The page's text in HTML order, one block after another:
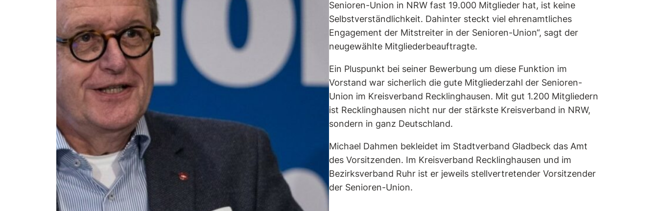
Senioren-Union in NRW fast 19.000 Mitglieder hat, ist keine
Selbstverständlichkeit. Dahinter steckt viel ehrenamtliches
Engagement der Mitstreiter in der Senioren-Union“, sagt der
neugewählte Mitgliederbeauftragte.
Ein Pluspunkt bei seiner Bewerbung um diese Funktion im
Vorstand war sicherlich die gute Mitgliederzahl der Senioren-
Union im Kreisverband Recklinghausen. Mit gut 1.200 Mitgliedern
ist Recklinghausen nicht nur der stärkste Kreisverband in NRW,
sondern in ganz Deutschland.
Michael Dahmen bekleidet im Stadtverband Gladbeck das Amt
des Vorsitzenden. Im Kreisverband Recklinghausen und im
Bezirksverband Ruhr ist er jeweils stellvertretender Vorsitzender
der Senioren-Union.